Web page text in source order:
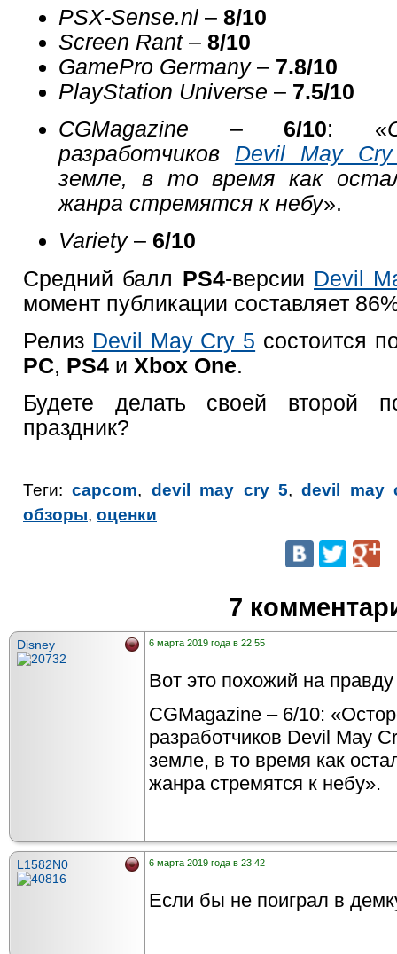
PSX-Sense.nl – 8/10
Screen Rant – 8/10
GamePro Germany– 7.8/10
PlayStation Universe – 7.5/10
CGMagazine – 6/10: «
разработчиков Devil May
земле, в то время как
жанра стремятся к небу».
Variety – 6/10
Средний балл PS4-версии Devil
момент публикации составляет
Релиз Devil May Cry 5 состоится
PC, PS4 и Xbox One.
Будете делать своей второй
праздник?
Теги:capcom, devil may cry 5,devil may
обзоры, оценки
7
Disney 6 марта 2019 года в 22:55
Вот это похожий на
CGMagazine – 6/10:
разработчиков Devil May
земле, в то время как
жанра стремятся к небу».
L1582N0 6 марта 2019 года в 23:42
Если бы не поиграл в